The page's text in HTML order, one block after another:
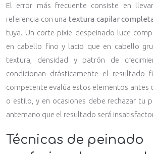
El error más frecuente consiste en
referencia con una textura capilar
tuya. Un corte pixie despeinado luce
en cabello fino y lacio que en cabello
textura, densidad y patrón de
condicionan drásticamente el resultado
competente evalúa estos elementos antes
o estilo, y en ocasiones debe rechazar tu
antemano que el resultado será
Técnicas de peinado